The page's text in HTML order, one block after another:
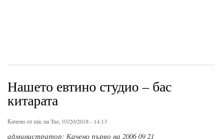
Нашето евтино студио – бас
китарата
Качено отmicна Tue, 03/20/2018 - 14:13
администратор: Качено първо на 2006 09 21